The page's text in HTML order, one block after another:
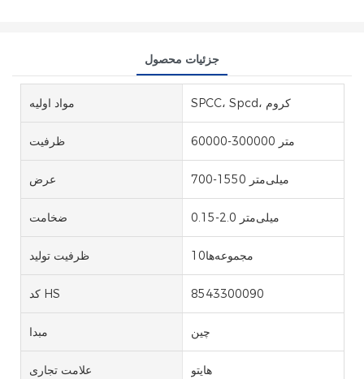
جزئیات محصول
مواد اولیه SPCC، Spcd، کروم
ظرفیت 60000-300000 متر
عرض 700-1550 میلی‌متر
ضخامت 0.15-2.0 میلی‌متر
ظرفیت تولید مجموعه‌ها10
کد HS 8543300090
مبدا چین
علامت تجاری هایتو